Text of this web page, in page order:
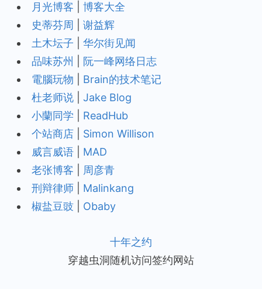
月光博客
博客大全
史蒂芬周
谢益辉
土木坛子
华尔街见闻
品味苏州
阮一峰网络日志
電腦玩物
Brain的技术笔记
杜老师说
Jake Blog
小蘭同学
ReadHub
个站商店
Simon Willison
威言威语
MAD
老张博客
周彦青
刑辩律师
Malinkang
椒盐豆豉
Obaby
十年之约
穿越虫洞随机访问签约网站